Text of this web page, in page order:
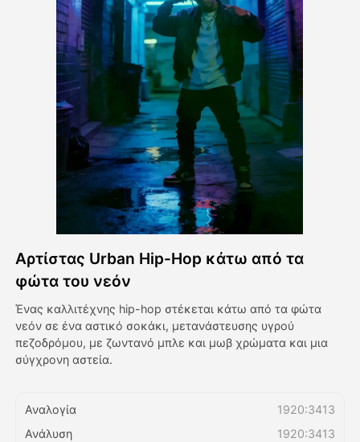
Βίντεο του Avatar
Βίντεο
Φωτογραφία
Άλλα Μέσα
Δείτε όλα τα πρότυπα
Γκαλερί
Blog
Τιμολόγιο
Αρτίστας Urban Hip-Hop κάτω από τα
φώτα του νεόν
Ένας καλλιτέχνης hip-hop στέκεται κάτω από τα φώτα
νεόν σε ένα αστικό σοκάκι, μετανάστευσης υγρού
πεζοδρόμου, με ζωντανό μπλε και μωβ χρώματα και μια
σύγχρονη αστεία.
Αναλογία
1920:3413
Ανάλυση
1920:3413